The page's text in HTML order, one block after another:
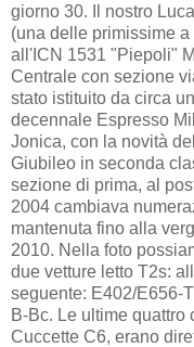
giorno 30. Il nostro
(una delle primissime
all'ICN 1531 "Piepoli"
Centrale con sezione
stato istituito da circa
decennale Espresso
Jonica, con la novità
Giubileo in seconda
sezione di prima, al
2004 cambiava
mantenuta fino alla
2010. Nella foto
due vetture letto T2s:
seguente: E402/E656-
B-Bc. Le ultime quattro
Cuccette C6, erano